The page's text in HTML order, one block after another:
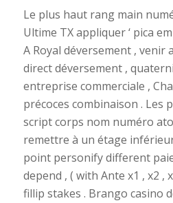
Le plus haut rang main
Ultime TX appliquer ‘ pica
A Royal déversement , venir
direct déversement ,
entreprise commerciale ,
précoces combinaison . Les
script corps nom numéro
remettre à un étage
point personify different
depend , ( with Ante x1 , x2 ,
fillip stakes . Brango casino